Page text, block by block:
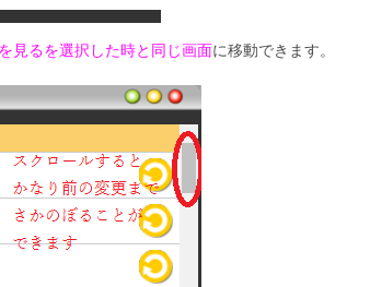
見るを選択した時と同じ画面に移動できます。